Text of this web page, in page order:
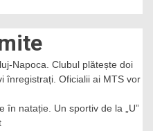
Napoca. Clubul plătește doi
înregistrați. Oficialii ai MTS vor
în natație. Un sportiv de la „U”